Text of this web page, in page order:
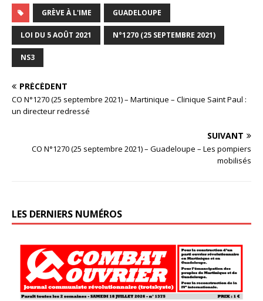
GRÈVE À L'IME GUADELOUPE
LOI DU 5 AOÛT 2021 N°1270 (25 SEPTEMBRE 2021)
NS3
PRÉCÉDENT
CO N°1270 (25 septembre 2021) – Martinique – Clinique Saint Paul :
un directeur redressé
SUIVANT
CO N°1270 (25 septembre 2021) – Guadeloupe – Les pompiers
mobilisés
LES DERNIERS NUMÉROS